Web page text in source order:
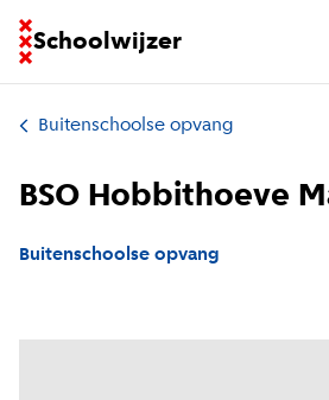
Schoolwijzer
Ga naar homepage van
Buitenschoolse opvang
BSO Hobbithoeve
Buitenschoolse opvang